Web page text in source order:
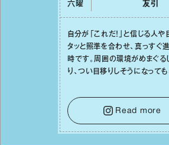
六曜 友引
⾃分が「これだ！」と信じる⼈や
タッと照準を合わせ、真っすぐ
時です。周囲の環境がめまぐる
り、つい⽬移りしそうになって
をそっと⼿放し、⽬の前のこと
しょう。そのブレない決意が、あ
って有意義で安定した成果を引
す。
Read more